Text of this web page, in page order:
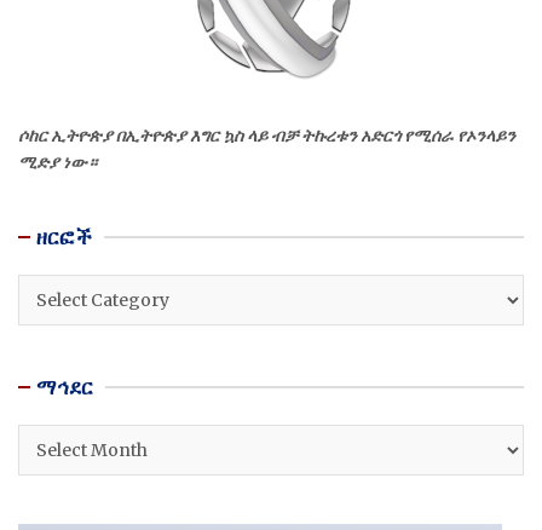
ሶከር ኢትዮጵያ በኢትዮጵያ እግር ኳስ ላይ ብቻ ትኩረቱን አድርጎ የሚሰራ የኦንላይን
ሚድያ ነው።
ዘርፎች
ዘርፎች
ማኅደር
ማኅደር